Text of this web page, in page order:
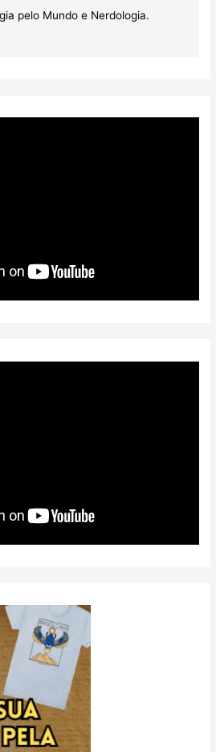
pelo Mundo e Nerdologia.